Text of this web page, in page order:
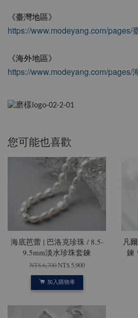
《臺灣地區》
https://www.modeyang.com/pages/
《海外地區》
https://www.modeyang.com/pages/
您可能也喜歡
海底芭蕾 | 巴洛克珍珠 / 8.5-
9.5mm淡水珍珠套鍊
NT$ 6,700NT$ 5,900
加入購物車
凡
鍊